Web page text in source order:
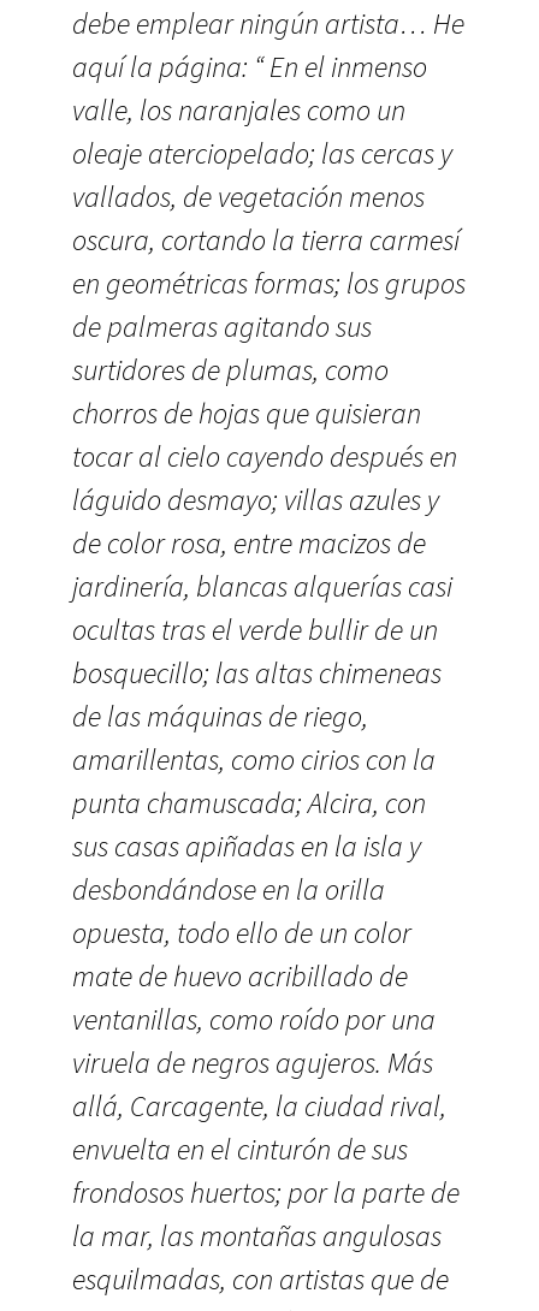
debe emplear ningún artista… He
aquí la página: “ En el inmenso
valle, los naranjales como un
oleaje aterciopelado; las cercas y
vallados, de vegetación menos
oscura, cortando la tierra carmesí
en geométricas formas; los grupos
de palmeras agitando sus
surtidores de plumas, como
chorros de hojas que quisieran
tocar al cielo cayendo después en
láguido desmayo; villas azules y
de color rosa, entre macizos de
jardinería, blancas alquerías casi
ocultas tras el verde bullir de un
bosquecillo; las altas chimeneas
de las máquinas de riego,
amarillentas, como cirios con la
punta chamuscada; Alcira, con
sus casas apiñadas en la isla y
desbondándose en la orilla
opuesta, todo ello de un color
mate de huevo acribillado de
ventanillas, como roído por una
viruela de negros agujeros. Más
allá, Carcagente, la ciudad rival,
envuelta en el cinturón de sus
frondosos huertos; por la parte de
la mar, las montañas angulosas
esquilmadas, con artistas que de